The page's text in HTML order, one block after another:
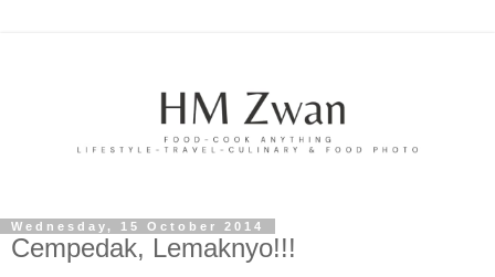
Wednesday, 15 October 2014
Cempedak, Lemaknyo!!!